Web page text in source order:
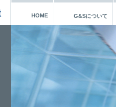
HOME G&Sについて